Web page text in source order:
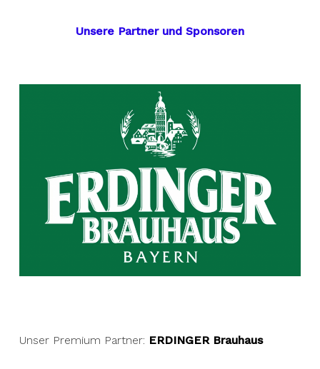
Unsere Partner und Sponsoren
Unser Premium Partner: ERDINGER Brauhaus